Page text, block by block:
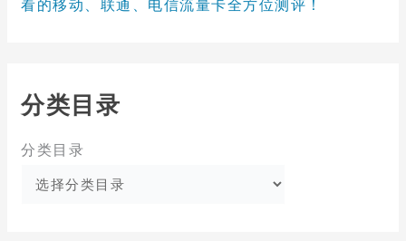
看的移动、联通、电信流量卡全方位测评！
分类目录
分类目录